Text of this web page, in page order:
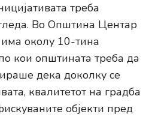
треба
Во Општина Центар
околу 10-тина
кои општината треба да
дека доколку се
квалитетот на градба
објекти пред